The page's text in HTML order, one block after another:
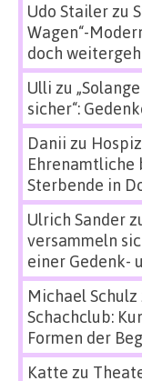
Udo Stailerzu
Wagen“-
doch
Ulli zu
sicher“:
Danii zu
Ehrenamtliche
Sterbende in
Ulrich Sander
versammeln
einer Gedenk-
Michael Schulz
Schachclub:
Formen der
Katte zu